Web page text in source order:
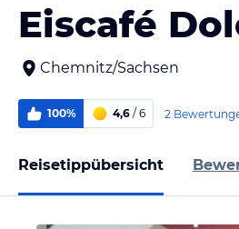
Eiscafé
Chemnitz/Sachsen
100% 4,6 / 6 2
Reisetippübersicht